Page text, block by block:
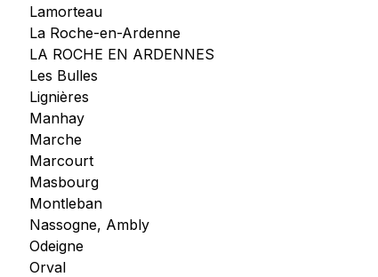
Lamorteau
La Roche-en-Ardenne
LA ROCHE EN ARDENNES
Les Bulles
Lignières
Manhay
Marche
Marcourt
Masbourg
Montleban
Nassogne, Ambly
Odeigne
Orval